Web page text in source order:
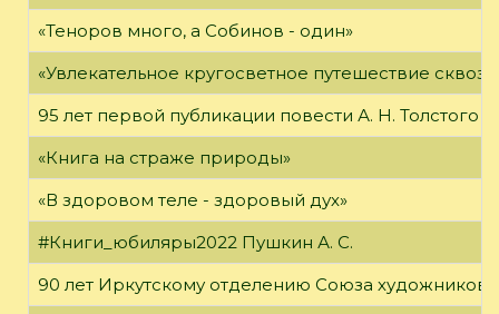
«Теноров много, а Собинов - один»
«Увлекательное кругосветное путешествие
95 лет первой публикации повести А. Н. Толстого
«Книга на страже природы»
«В здоровом теле - здоровый дух»
#Книги_юбиляры2022 Пушкин А. С.
90 лет Иркутскому отделению Союза художников